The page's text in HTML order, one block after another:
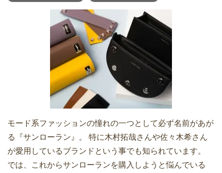
モード系ファッションの憧れの一つとして必ず名前があが
る『サンローラン』。 特に木村拓哉さんや佐々木希さん
が愛用しているブランドという事でも知られています。
では、これからサンローランを購入しようと悩んでいる